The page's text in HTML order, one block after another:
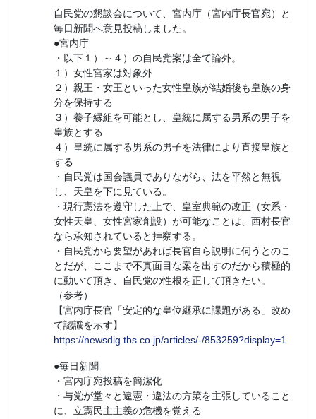
自民党の懇談会について、宮内庁（宮内庁長官宛）と
毎日新聞へ意見投稿しました。
●宮内庁
・以下１）～４）の自民党案は全て論外。
１）女性宮家は対象外
２）親王・女王といった女性皇族が結婚後も皇族の身
分を保持する
３）養子縁組を可能とし、皇統に属する男系の男子を
皇族とする
４）皇統に属する男系の男子を法律により直接皇族と
する
・自民党は国会議員でありながら、法を平然と無視
し、天皇を下に見ている。
・現行憲法を遵守した上で、皇室典範の改正（女系・
女性天皇、女性宮家創設）が可能なことは、西村長官
なら承知されていると拝察する。
・自民党から要望があれば長官自ら説明に伺うとのこ
とだが、ここまで不真面目な案を出すのだから積極的
に動いて頂き、自民党の性根を正して頂きたい。
（参考）
【宮内庁長官「安定的な皇位継承に課題がある」改め
て認識を示す】
https://newsdig.tbs.co.jp/articles/-/853259?display=1
●毎日新聞
・宮内庁宛投稿を簡潔化
・与党が堂々と違憲・違法の方策を主張していること
に、立憲民主主義の危機を覚える